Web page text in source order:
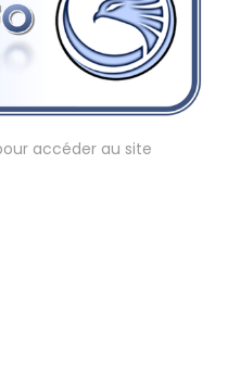
accéder au site